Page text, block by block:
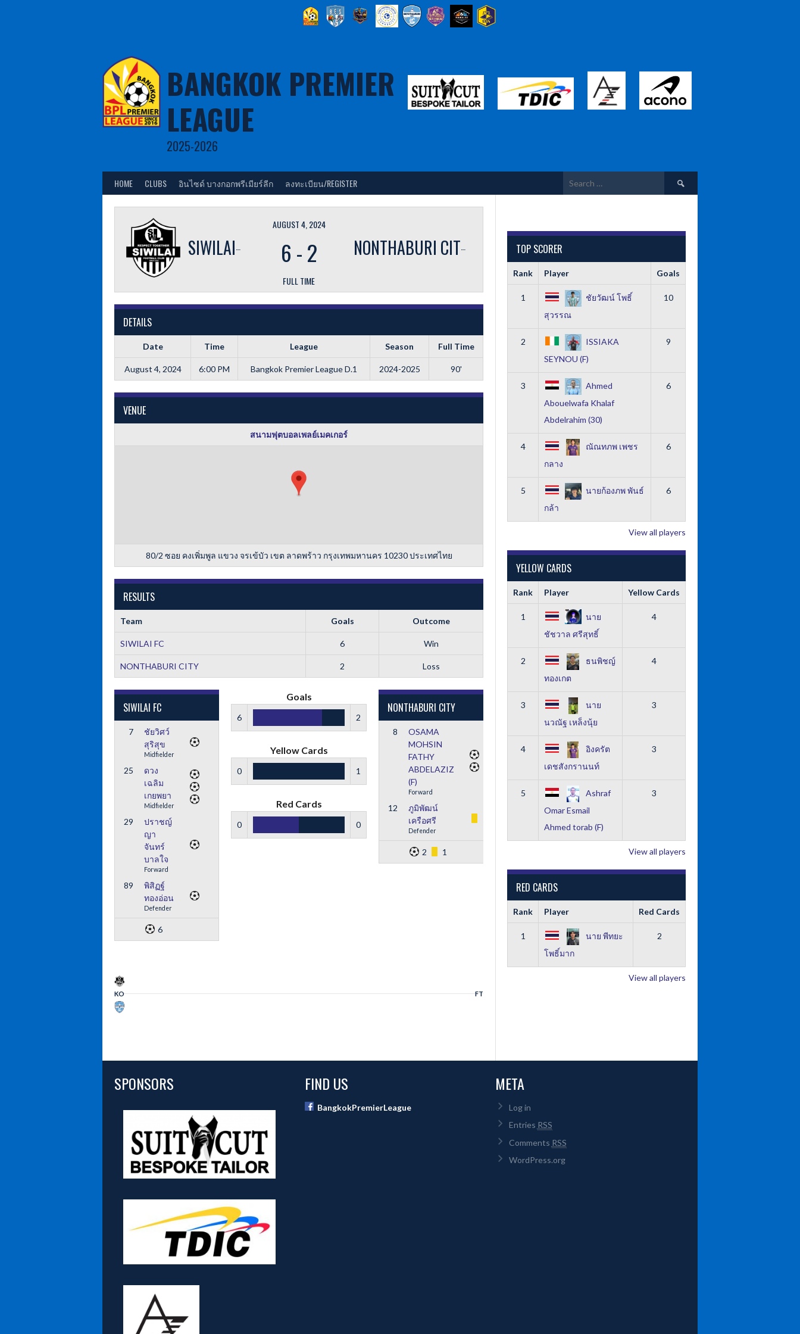
BANGKOK PREMIER
LEAGUE
2025-2026
HOME CLUBS อินไซด์ บางกอกพรีเมียร์ลีก ลงทะเบียน/REGISTER
Search
for:
SIWILAI FC
AUGUST 4, 2024
6 -2
FULL TIME
DETAILS
Date Time League Season Full Time
August 4, 2024 6:00 PM Bangkok Premier League D.1 2024-2025 90'
VENUE
สนามฟุตบอลเพลย์เมคเกอร์
80/2 ซอย คงเพิ่มพูล แขวง จรเข้บัว เขต ลาดพร้าว กรุงเทพมหานคร 10230 ประเทศไทย
RESULTS
Team Goals Outcome
SIWILAI FC 6 Win
NONTHABURI CITY 2 Loss
SIWILAI FC
7
ชัยวิศว์
สุริสุข
Midfielder
25
ดวง
เฉลิม
เกยพยา
Midfielder
29
ปราชญ์
ญา
จันทร์
บาลใจ
Forward
89
พิสิฏฐ์
ทองอ่อน
Defender
6
NONTHABURI CITY
8
OSAMA
MOHSIN
FATHY
ABDELAZIZ
(F)
Forward
12
ภูมิพัฒน์
เครือศรี
Defender
2 1
Goals
6 2
Yellow Cards
0 1
Red Cards
0 0
KO FT
TOP SCORER
Rank Player Goals
1
ชัยวัฒน์ โพธิ์
สุวรรณ
10
2
ISSIAKA
SEYNOU (F)
9
3
Ahmed
Abouelwafa Khalaf
Abdelrahim (30)
6
4
ณัณทภพ เพชร
กลาง
6
5
นายก้องภพ พันธ์
กล้า
6
View all players
YELLOW CARDS
Rank Player Yellow Cards
1
นาย
ชัชวาล ศรีสุทธิ์
4
2
ธนพิชญ์
ทองเกต
4
3
นาย
นวณัฐ เหล็งนุ้ย
3
4
อิงครัต
เดชสังกรานนท์
3
5
Ashraf
Omar Esmail
Ahmed torab (F)
3
View all players
RED CARDS
Rank Player Red Cards
1
นาย พีทยะ
โพธิ์มาก
2
View all players
SPONSORS FIND US
BangkokPremierLeague
META
Log in
Entries RSS
Comments RSS
WordPress.org